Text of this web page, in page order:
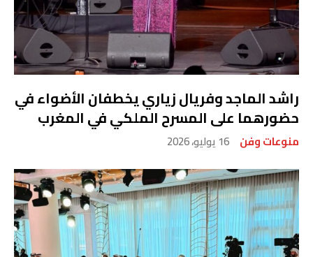
راشد الماجد وفريال زياري يخطفان الأضواء في
حضورهما على المسرح الملكي في المغرب
منوعات وفن 16 يوليو، 2026